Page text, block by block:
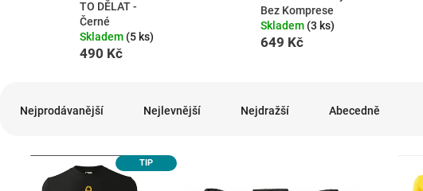
TO DĚLAT -
Černé
Skladem (5 ks)
490 Kč
Bez Komprese
Skladem (3 ks)
649 Kč
Nejprodávanější Nejlevnější Nejdražší Abecedně
TIP